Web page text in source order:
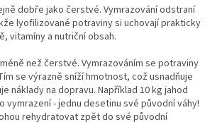
dobře jako čerstvé. Vymrazování odstraní
lyofilizované potraviny si uchovají prakticky
vitamíny a nutriční obsah.
než čerstvé. Vymrazováním se potraviny
se výrazně sníží hmotnost, což usnadňuje
náklady na dopravu. Například 10 kg jahod
vymrazení - jednu desetinu své původní váhy!
rehydratovat zpět do své původní